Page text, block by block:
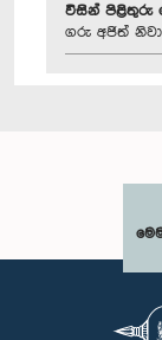
විසින් පිළිතුරු
ගරු අජිත්